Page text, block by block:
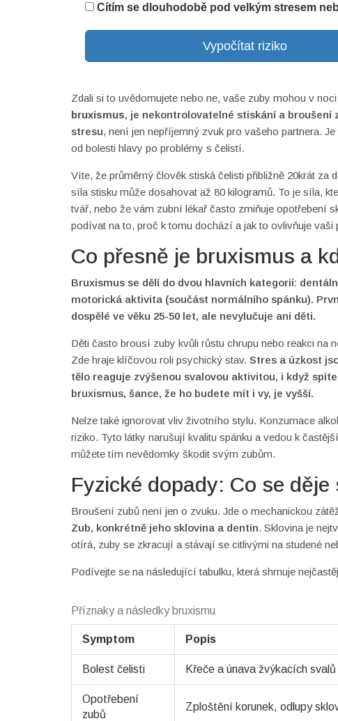
Cítím se dlouhodobě pod velkým stresem
Vypočítat riziko
Zdali si to uvědomujete nebo ne, vaše zuby mohou v
bruxismus, je nekontrolovatelné stiskání a broušení
stresu, není jen nepříjemný zvuk pro vašeho partnera.
od bolesti hlavy po problémy s čelistí.
Víte, že průměrný člověk stiská čelisti přibližně 20krát
síla stisku může dosahovat až 80 kilogramů. To je síla,
tvář, nebo že vám zubní lékař často zmiňuje opotřebení
podívat na to, proč k tomu dochází a jak to ovlivňuje vaši
Co přesně je bruxismus a
Bruxismus se dělí do dvou hlavních kategorií:
motorická aktivita (součást normálního spánku).
dospělé ve věku 25-50 let, ale nevylučuje ani děti.
Děti často brousí zuby kvůli růstu chrupu nebo reakci
Zde hraje klíčovou roli psychický stav. Stres a úzkost
tělo reaguje zvýšenou svalovou aktivitou, i když
bruxismus, šance, že ho budete mít i vy, je vyšší.
Nelze také ignorovat vliv životního stylu. Konzumace
riziko. Tyto látky narušují kvalitu spánku a vedou k
můžete tím nevědomky škodit svým zubům.
Fyzické dopady: Co se
Broušení zubů není jen o zvuku. Jde o mechanickou
Zub, konkrétně jeho sklovina a dentin. Sklovina je
otírá, zuby se zkracují a stávají se citlivými na studené
Podívejte se na následující tabulku, která shrnuje
Příznaky a následky bruxismu
Symptom Popis
Bolest čelisti Křeče a únava žvýkacích
Opotřebení
zubů
Zploštění korunek, odlupy